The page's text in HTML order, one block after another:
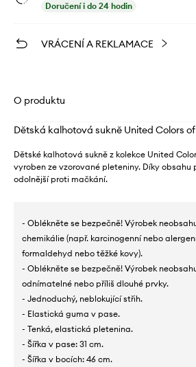
Doručení i do 24 hodin
VRÁCENÍ A REKLAMACE
O produktu
Dětská kalhotová sukně United Colors
Dětské kalhotová sukně z kolekce United
vyroben ze vzorované pleteniny. Díky obsahu
odolnější proti mačkání.
- Oblékněte se bezpečně! Výrobek
chemikálie (např. karcinogenní nebo
formaldehyd nebo těžké kovy).
- Oblékněte se bezpečně! Výrobek
odnímatelné nebo příliš dlouhé prvky.
- Jednoduchý, neblokující střih.
- Elastická guma v pase.
- Tenká, elastická pletenina.
- Šířka v pase: 31 cm.
- Šířka v bocích: 46 cm.